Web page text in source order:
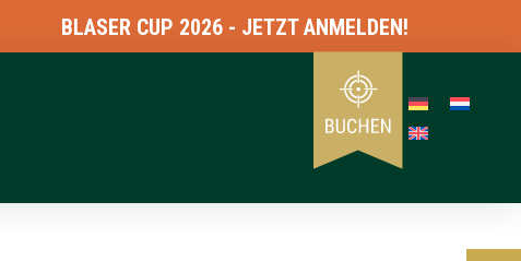
BLASER CUP 2026 - JETZT ANMELDEN!